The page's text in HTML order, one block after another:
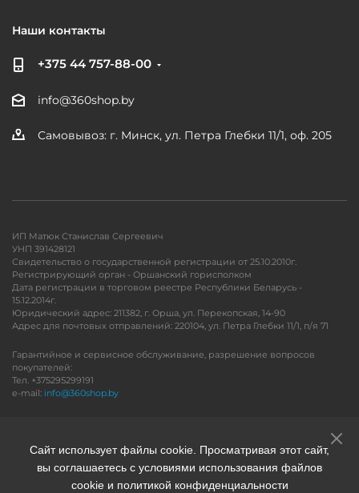
Наши контакты
+375 44 757-88-00
info@360shop.by
Самовывоз: г. Минск, ул. Петра Глебки 11/1, оф. 205
ИП Матюк Станислав Сергеевич
УНП 391428121
Свидетельство о государственной регистрации от 25.10.2010г.
Регистрирующий орган - Оршанский горисполком
Дата регистрации в торговом реестре Республики Беларусь -
15.12.2014г.
Юридический адрес: 211382, г. Орша, ул. Перекопская, 14-90
Адрес для почтовых отправлений: 220104, ул. Петра Глебки 11/1, п/я 71
Гарантийное и сервисное обслуживание, разрешение вопросов
покупателей:
Тел. +375295299191
e-mail: info@360shop.by
Сайт использует файлы cookie. Просматривая этот сайт,
вы соглашаетесь с условиями использования файлов
cookie и политикой конфиденциальности